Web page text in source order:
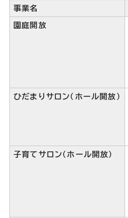
事業名
園庭開放
ひだまりサロン（ホール開放）
子育てサロン（ホール開放）